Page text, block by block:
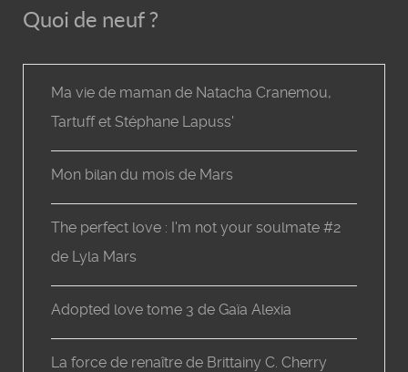
Quoi de neuf ?
Ma vie de maman de Natacha Cranemou,
Tartuff et Stéphane Lapuss'
Mon bilan du mois de Mars
The perfect love : I'm not your soulmate #2
de Lyla Mars
Adopted love tome 3 de Gaïa Alexia
La force de renaître de Brittainy C. Cherry